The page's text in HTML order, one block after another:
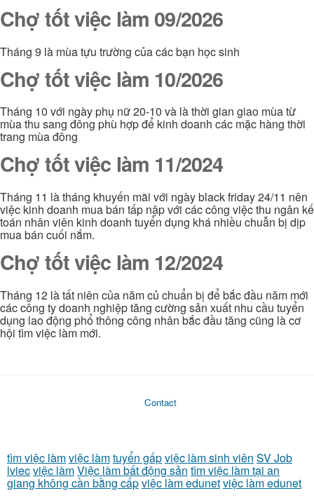
Chợ tốt việc làm 09/2026
Tháng 9 là mùa tựu trường của các bạn học sinh
Chợ tốt việc làm 10/2026
Tháng 10 với ngày phụ nữ 20-10 và là thời gian giao mùa từ
mùa thu sang đông phù hợp để kinh doanh các mặc hàng thời
trang mùa đông
Chợ tốt việc làm 11/2024
Tháng 11 là tháng khuyến mãi với ngày black friday 24/11 nên
việc kinh doanh mua bán tấp nập với các công việc thu ngân kế
toán nhân viên kinh doanh tuyển dụng khá nhiều chuẫn bị dịp
mua bán cuối nắm.
Chợ tốt việc làm 12/2024
Tháng 12 là tất niên của năm củ chuẩn bị để bắc đầu năm mới
các công ty doanh nghiệp tăng cường sản xuất nhu cầu tuyển
dụng lao động phổ thông công nhân bắc đầu tăng cũng là cơ
hội tìm việc làm mới.
Contact
tìm việc làmviệc làmtuyển gấpviệc làm sinh viên SV Job
lviecviệc làmViệc làm bất động sản tìm việc làm tại an
giang không cần bằng cấpviệc làm edunetviệc làm edunet